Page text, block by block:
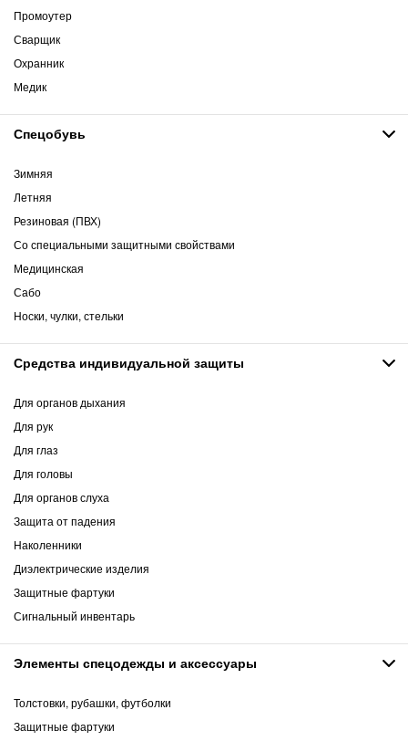
Промоутер
Сварщик
Охранник
Медик
Спецобувь
Зимняя
Летняя
Резиновая (ПВХ)
Со специальными защитными свойствами
Медицинская
Сабо
Носки, чулки, стельки
Средства индивидуальной защиты
Для органов дыхания
Для рук
Для глаз
Для головы
Для органов слуха
Защита от падения
Наколенники
Диэлектрические изделия
Защитные фартуки
Сигнальный инвентарь
Элементы спецодежды и аксессуары
Толстовки, рубашки, футболки
Защитные фартуки